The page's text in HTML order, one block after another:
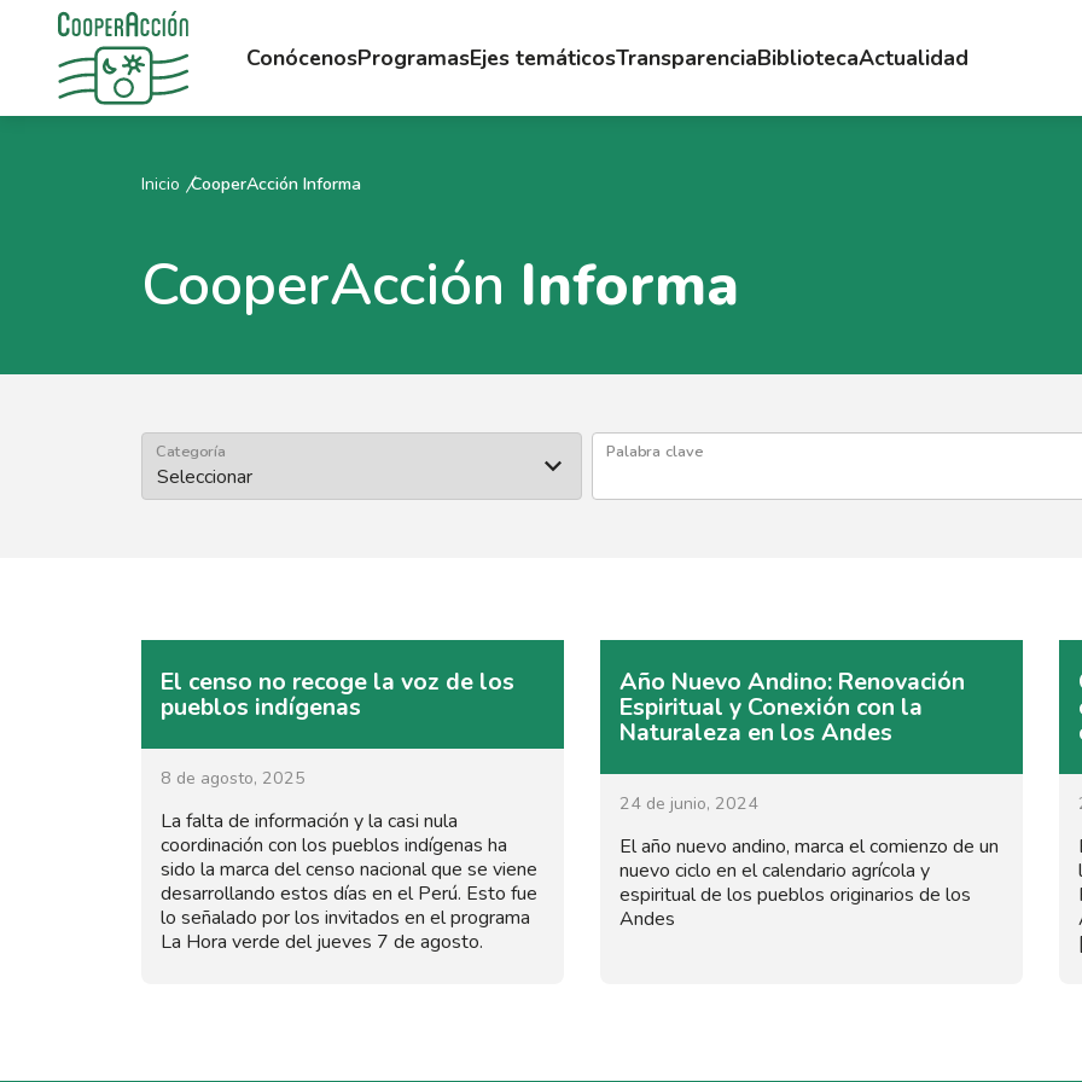
ConócenosProgramasEjes temáticosTransparenciaBibliotecaActualidad
Inicio CooperAcción Informa
CooperAcción Informa
Categoría Palabra clave
El censo no recoge la voz de los
pueblos indígenas
8 de agosto, 2025
La falta de información y la casi nula
coordinación con los pueblos indígenas ha
sido la marca del censo nacional que se viene
desarrollando estos días en el Perú. Esto fue
lo señalado por los invitados en el programa
La Hora verde del jueves 7 de agosto.
Año Nuevo Andino: Renovación
Espiritual y Conexión con la
Naturaleza en los Andes
24 de junio, 2024
El año nuevo andino, marca el comienzo de un
nuevo ciclo en el calendario agrícola y
espiritual de los pueblos originarios de los
Andes